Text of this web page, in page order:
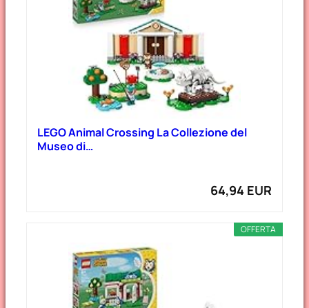
LEGO Animal Crossing La Collezione del
Museo di…
64,94 EUR
OFFERTA